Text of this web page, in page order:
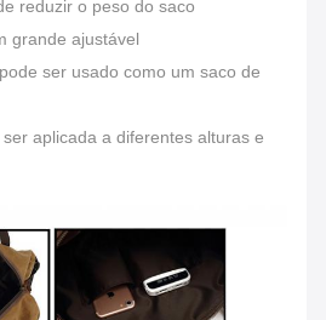
reduzir o peso do saco
grande ajustável
ser usado como um saco de
aplicada a diferentes alturas e